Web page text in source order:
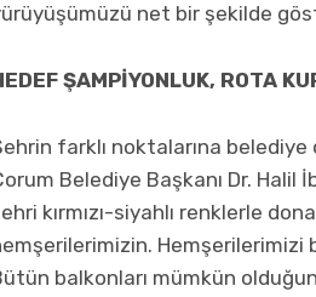
net bir şekilde
ŞAMPİYONLUK, ROTA
farklı noktalarına
Belediye Başkanı Dr. Halil
kırmızı-siyahlı renklerle
balkonları mümkün